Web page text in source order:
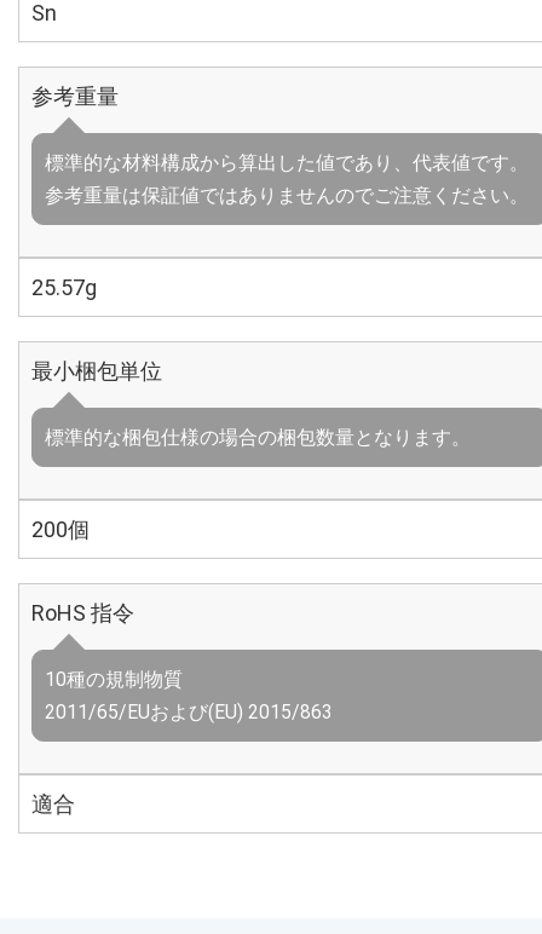
Sn
参考重量
標準的な材料構成から算出した値であり、代表値です。
参考重量は保証値ではありませんのでご注意ください。
25.57g
最小梱包単位
標準的な梱包仕様の場合の梱包数量となります。
200個
RoHS 指令
10種の規制物質
2011/65/EUおよび(EU) 2015/863
適合